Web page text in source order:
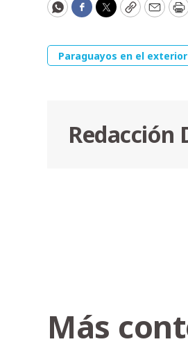
WhatsApp
Facebook
Twitter
CopyEmail
Paraguayos en el exterior
Redacción
Más